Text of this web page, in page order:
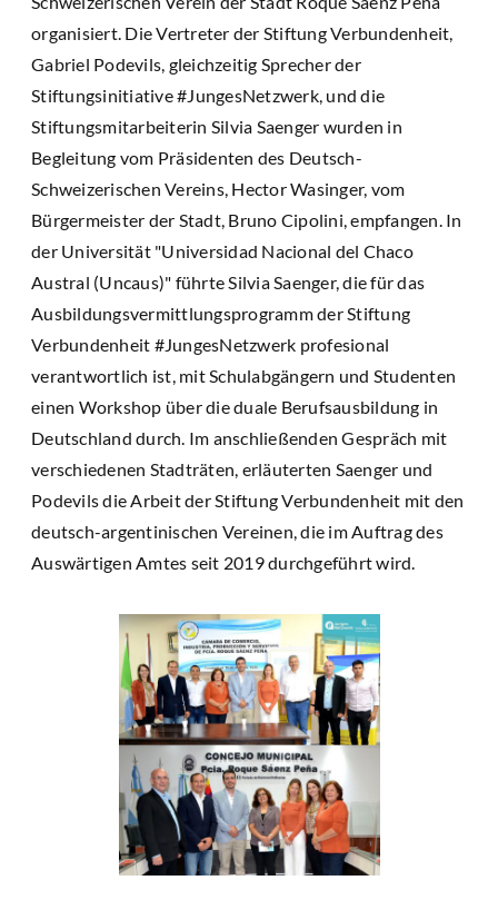
organisiert. Die Vertreter der Stiftung Verbundenheit,
Gabriel Podevils, gleichzeitig Sprecher der
Stiftungsinitiative #JungesNetzwerk, und die
Stiftungsmitarbeiterin Silvia Saenger wurden in
Begleitung vom Präsidenten des Deutsch-
Schweizerischen Vereins, Hector Wasinger, vom
Bürgermeister der Stadt, Bruno Cipolini, empfangen. In
der Universität "Universidad Nacional del Chaco
Austral (Uncaus)" führte Silvia Saenger, die für das
Ausbildungsvermittlungsprogramm der Stiftung
Verbundenheit #JungesNetzwerk profesional
verantwortlich ist, mit Schulabgängern und Studenten
einen Workshop über die duale Berufsausbildung in
Deutschland durch. Im anschließenden Gespräch mit
verschiedenen Stadträten, erläuterten Saenger und
Podevils die Arbeit der Stiftung Verbundenheit mit den
deutsch-argentinischen Vereinen, die im Auftrag des
Auswärtigen Amtes seit 2019 durchgeführt wird.